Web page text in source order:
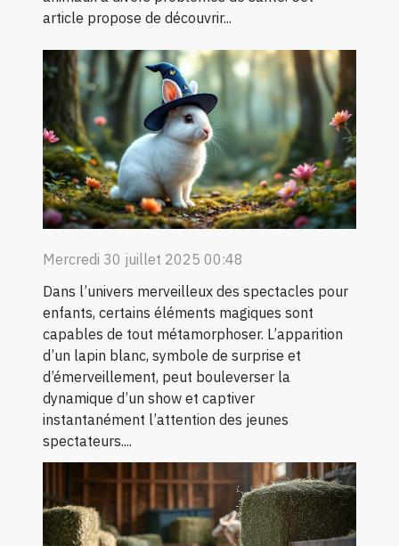
article propose de découvrir...
Mercredi 30 juillet 2025 00:48
Dans l’univers merveilleux des spectacles pour
enfants, certains éléments magiques sont
capables de tout métamorphoser. L’apparition
d’un lapin blanc, symbole de surprise et
d’émerveillement, peut bouleverser la
dynamique d’un show et captiver
instantanément l’attention des jeunes
spectateurs....